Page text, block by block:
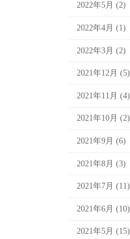
2022年5月 (2)
2022年4月 (1)
2022年3月 (2)
2021年12月 (5)
2021年11月 (4)
2021年10月 (2)
2021年9月 (6)
2021年8月 (3)
2021年7月 (11)
2021年6月 (10)
2021年5月 (15)